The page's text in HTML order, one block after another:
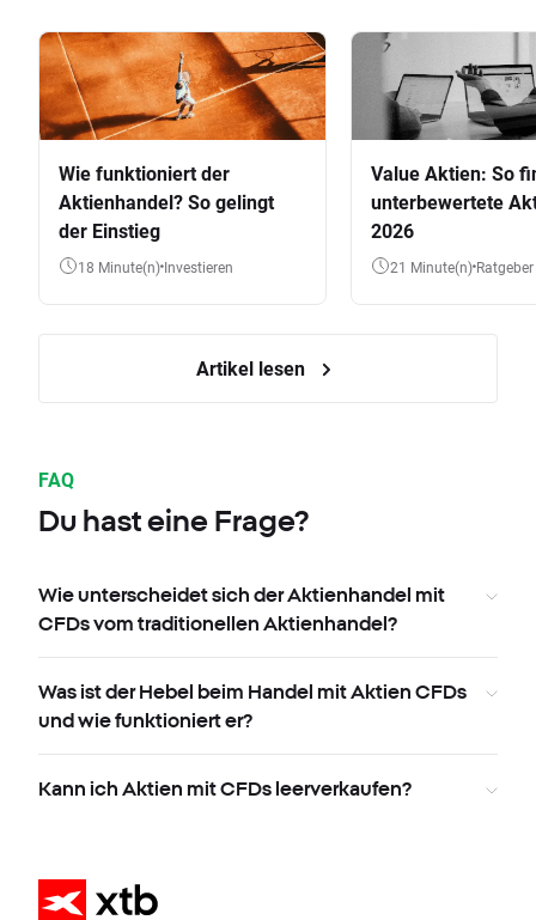
Wie funktioniert der
Aktienhandel? So gelingt
der Einstieg
18 Minute(n) Investieren
Value Aktien: So
unterbewertete
2026
21 Minute(n) Ratgeber
Artikel lesen
FAQ
Du hast eine Frage?
Wie unterscheidet sich der Aktienhandel mit
CFDs vom traditionellen Aktienhandel?
Was ist der Hebel beim Handel mit Aktien CFDs
und wie funktioniert er?
Kann ich Aktien mit CFDs leerverkaufen?